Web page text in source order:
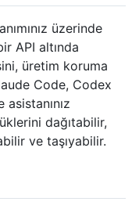
üzerinde
API altında
üretim koruma
Code, Codex
dağıtabilir,
ve taşıyabilir.